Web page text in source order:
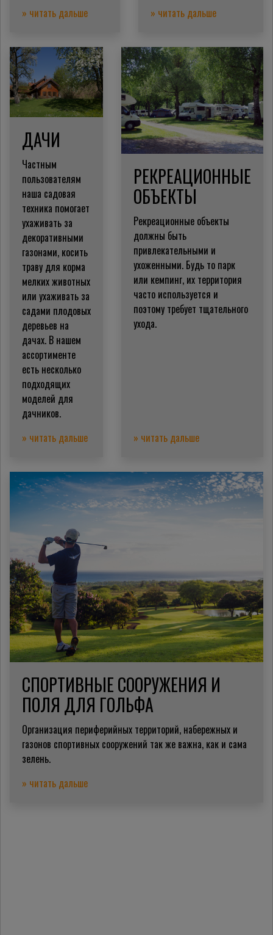
» читать дальше
» читать дальше
ДАЧИ
Частным
пользователям
наша садовая
техника помогает
ухаживать за
декоративными
газонами, косить
траву для корма
мелких животных
или ухаживать за
садами плодовых
деревьев на
дачах. В нашем
ассортименте
есть несколько
подходящих
моделей для
дачников.
» читать дальше
РЕКРЕАЦИОННЫЕ
ОБЪЕКТЫ
Рекреационные объекты
должны быть
привлекательными и
ухоженными. Будь то парк
или кемпинг, их территория
часто используется и
поэтому требует тщательного
ухода.
» читать дальше
СПОРТИВНЫЕ СООРУЖЕНИЯ И
ПОЛЯ ДЛЯ ГОЛЬФА
Организация периферийных территорий, набережных и
газонов спортивных сооружений так же важна, как и сама
зелень.
» читать дальше